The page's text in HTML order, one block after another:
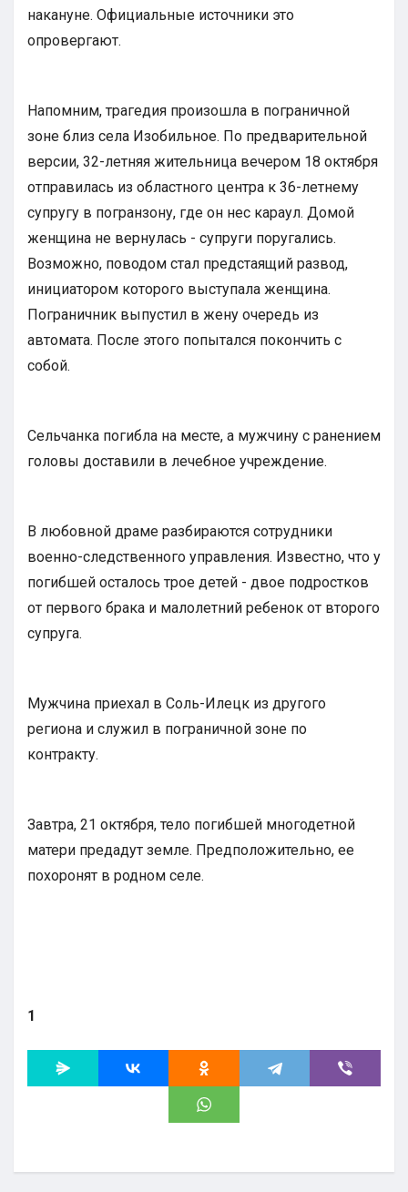
накануне. Официальные источники это
опровергают.
Напомним, трагедия произошла в пограничной
зоне близ села Изобильное. По предварительной
версии, 32-летняя жительница вечером 18 октября
отправилась из областного центра к 36-летнему
супругу в погранзону, где он нес караул. Домой
женщина не вернулась - супруги поругались.
Возможно, поводом стал предстаящий развод,
инициатором которого выступала женщина.
Пограничник выпустил в жену очередь из
автомата. После этого попытался покончить с
собой.
Сельчанка погибла на месте, а мужчину с ранением
головы доставили в лечебное учреждение.
В любовной драме разбираются сотрудники
военно-следственного управления. Известно, что у
погибшей осталось трое детей - двое подростков
от первого брака и малолетний ребенок от второго
супруга.
Мужчина приехал в Соль-Илецк из другого
региона и служил в пограничной зоне по
контракту.
Завтра, 21 октября, тело погибшей многодетной
матери предадут земле. Предположительно, ее
похоронят в родном селе.
1